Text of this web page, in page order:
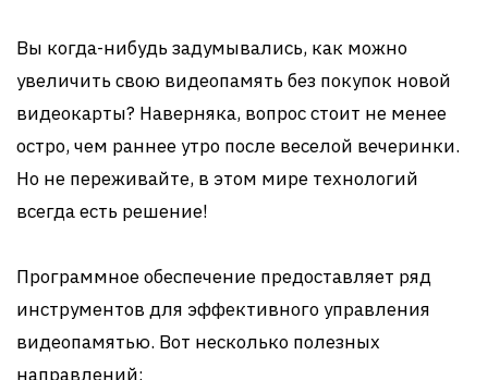
Вы когда-нибудь задумывались, как можно
увеличить свою видеопамять без покупок новой
видеокарты? Наверняка, вопрос стоит не менее
остро, чем раннее утро после веселой вечеринки.
Но не переживайте, в этом мире технологий
всегда есть решение!
Программное обеспечение предоставляет ряд
инструментов для эффективного управления
видеопамятью. Вот несколько полезных
направлений: